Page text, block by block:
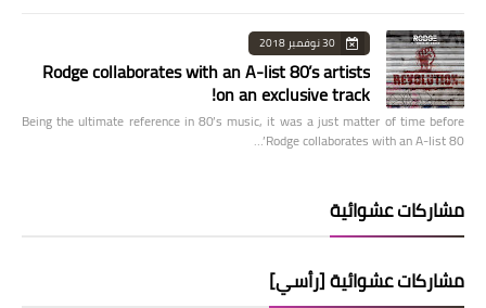
30 نوفمبر 2018
Rodge collaborates with an A-list 80’s artists
on an exclusive track!
Being the ultimate reference in 80’s music, it was a just matter of time before
Rodge collaborates with an A-list 80’…
مشاركات عشوائية
مشاركات عشوائية [رأسي]